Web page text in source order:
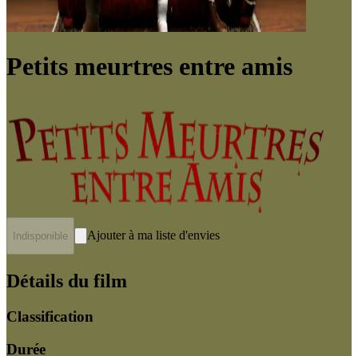
Petits meurtres entre amis
Indisponible Ajouter à ma liste d'envies
Détails du film
Classification
Durée